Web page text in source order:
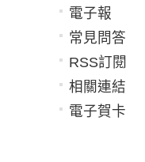
電子報
常見問答
RSS訂閱
相關連結
電子賀卡